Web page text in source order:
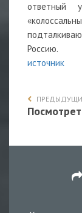
Россию.
источник